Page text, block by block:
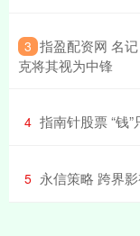
3 指盈配资网 名
克将其视为中锋
4 指南针股票 “钱
5 永信策略 跨界